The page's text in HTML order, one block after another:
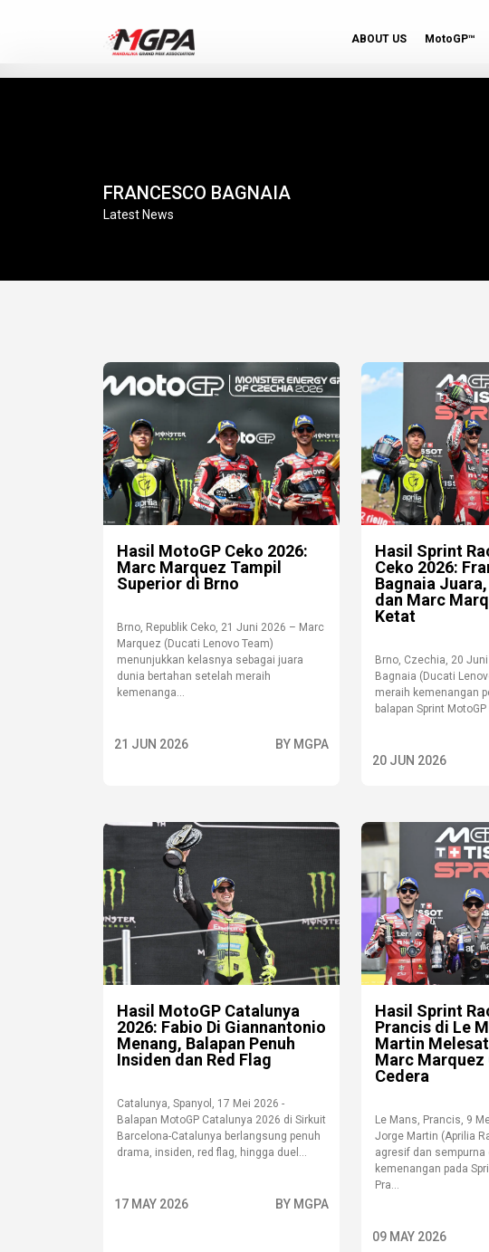
ABOUT US MotoGP™
FRANCESCO BAGNAIA
Latest News
Hasil MotoGP Ceko 2026:
Marc Marquez Tampil
Superior di Brno
Brno, Republik Ceko, 21 Juni 2026 – Marc
Marquez (Ducati Lenovo Team)
menunjukkan kelasnya sebagai juara
dunia bertahan setelah meraih
kemenanga...
21 JUN 2026 BY MGPA
Hasil Sprint
Ceko 2026:
Bagnaia
dan Marc
Ketat
Brno, Czechia, 20
Bagnaia (Ducati
meraih kemenangan
balapan Sprint
20 JUN 2026
Hasil MotoGP Catalunya
2026: Fabio Di Giannantonio
Menang, Balapan Penuh
Insiden dan Red Flag
Catalunya, Spanyol, 17 Mei 2026 -
Balapan MotoGP Catalunya 2026 di Sirkuit
Barcelona-Catalunya berlangsung penuh
drama, insiden, red flag, hingga duel...
17 MAY 2026 BY MGPA
Hasil Sprint
Prancis di Le
Martin
Marc Marquez
Cedera
Le Mans, Prancis, 9
Jorge Martin (Aprilia
agresif dan sempurna
kemenangan pada
Pra...
09 MAY 2026